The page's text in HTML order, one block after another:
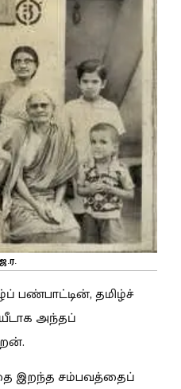
பண்பாட்டின், தமிழ்ச்
அந்தப்
இறந்த சம்பவத்தைப்